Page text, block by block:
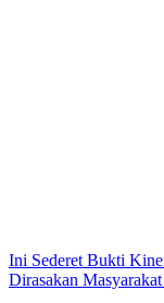
Ini Sederet Bukti
Dirasakan